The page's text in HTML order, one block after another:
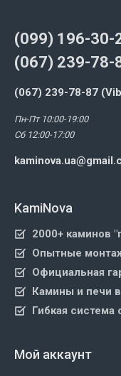
(099) 196-30-
(067) 239-78-
(067) 239-78-87
Пн-Пт 10:00-19:00
Сб 12:00-17:00
KamiNova
2000+ каминов
Опытные
Официальная
Камины и печи
Гибкая система
Мой аккаунт